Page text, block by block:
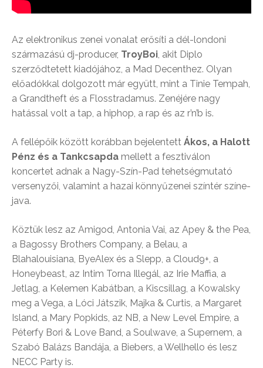
Az elektronikus zenei vonalat erősíti a dél-londoni
származású dj-producer, TroyBoi, akit Diplo
szerződtetett kiadójához, a Mad Decenthez. Olyan
előadókkal dolgozott már együtt, mint a Tinie Tempah,
a Grandtheft és a Flosstradamus. Zenéjére nagy
hatással volt a tap, a hiphop, a rap és az r’n’b is.
A fellépőik között korábban bejelentett Ákos, a Halott
Pénz és a Tankcsapda mellett a fesztiválon
koncertet adnak a Nagy-Szín-Pad tehetségmutató
versenyzői, valamint a hazai könnyűzenei színtér színe-
java.
Köztük lesz az Amigod, Antonia Vai, az Apey & the Pea,
a Bagossy Brothers Company, a Belau, a
Blahalouisiana, ByeAlex és a Slepp, a Cloud9+, a
Honeybeast, az Intim Torna Illegál, az Irie Maffia, a
Jetlag, a Kelemen Kabátban, a Kiscsillag, a Kowalsky
meg a Vega, a Lóci Játszik, Majka & Curtis, a Margaret
Island, a Mary Popkids, az NB, a New Level Empire, a
Péterfy Bori & Love Band, a Soulwave, a Supernem, a
Szabó Balázs Bandája, a Biebers, a Wellhello és lesz
NECC Party is.